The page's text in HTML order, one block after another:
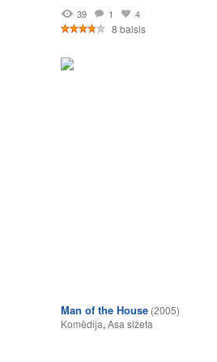
39 1 4
8 balsis
Man of the House (2005)
Komēdija, Asa sižeta